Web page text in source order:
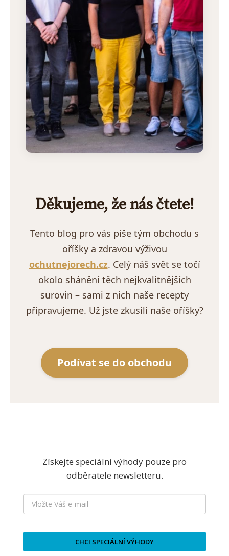
Děkujeme, že nás čtete!
Tento blog pro vás píše tým obchodu s
oříšky a zdravou výživou
ochutnejorech.cz. Celý náš svět se točí
okolo shánění těch nejkvalitnějších
surovin – sami z nich naše recepty
připravujeme. Už jste zkusili naše oříšky?
Podívat se do obchodu
Získejte speciální výhody pouze pro
odběratele newsletteru.
CHCI SPECIÁLNÍ VÝHODY